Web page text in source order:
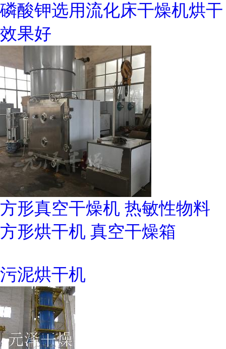
磷酸钾选用流化床干燥机烘干
效果好
方形真空干燥机 热敏性物料
方形烘干机 真空干燥箱
污泥烘干机